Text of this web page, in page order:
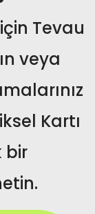
Tevau
veya
Kartı
bir